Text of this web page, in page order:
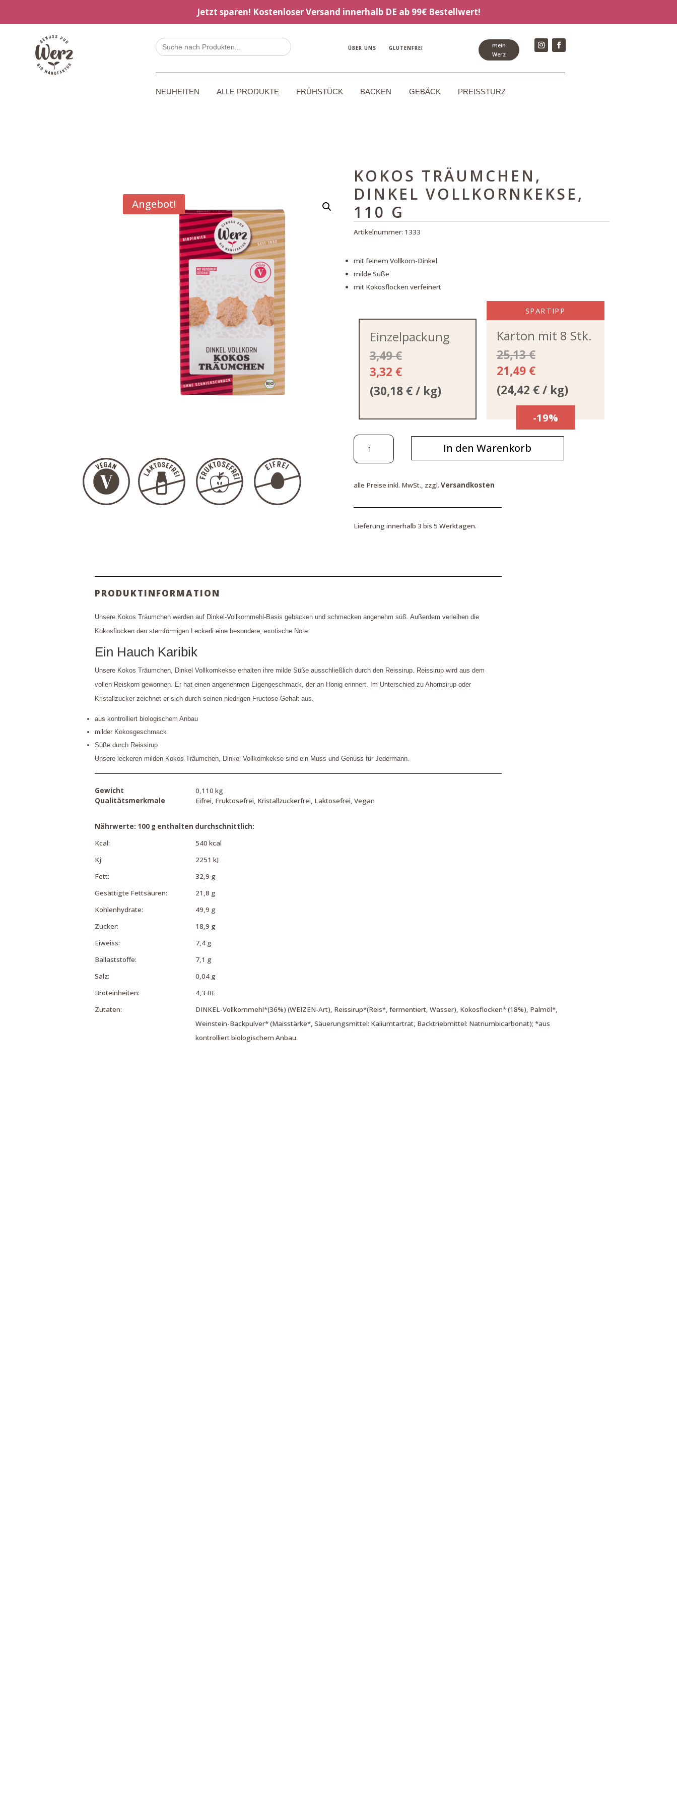
Jetzt sparen! Kostenloser Versand innerhalb DE ab 99€ Bestellwert!
Search
for: ÜBER UNS GLUTENFREI
mein
Werz
NEUHEITEN ALLE PRODUKTE FRÜHSTÜCK BACKEN GEBÄCK PREISSTURZ
Angebot!
KOKOS TRÄUMCHEN,
DINKEL VOLLKORNKEKSE,
110 G
Artikelnummer: 1333
mit feinem Vollkorn-Dinkel
milde Süße
mit Kokosflocken verfeinert
Einzelpackung
3,49€
3,32 €
(30,18 €/ kg)
SPARTIPP
Karton mit 8 Stk.
25,13€
21,49 €
(24,42 €/ kg)
-19%
Kokos
Träumchen,
Vollkornkekse,
g
Menge
In den Warenkorb
alle Preise inkl. MwSt., zzgl. Versandkosten
Lieferung innerhalb 3 bis 5 Werktagen.
PRODUKTINFORMATION
Unsere Kokos Träumchen werden auf Dinkel-Vollkornmehl-Basis gebacken und schmecken angenehm süß. Außerdem verleihen die
Kokosflocken den sternförmigen Leckerli eine besondere, exotische Note.
Ein Hauch Karibik
Unsere Kokos Träumchen, Dinkel Vollkornkekse erhalten ihre milde Süße ausschließlich durch den Reissirup. Reissirup wird aus dem
vollen Reiskorn gewonnen. Er hat einen angenehmen Eigengeschmack, der an Honig erinnert. Im Unterschied zu Ahornsirup oder
Kristallzucker zeichnet er sich durch seinen niedrigen Fructose-Gehalt aus.
aus kontrolliert biologischem Anbau
milder Kokosgeschmack
Süße durch Reissirup
Unsere leckeren milden Kokos Träumchen, Dinkel Vollkornkekse sind ein Muss und Genuss für Jedermann.
Gewicht
0,110 kg
Qualitätsmerkmale
Eifrei, Fruktosefrei, Kristallzuckerfrei, Laktosefrei, Vegan
Nährwerte: 100 g enthalten durchschnittlich:
Kcal:
540 kcal
Kj:
2251 kJ
Fett:
32,9 g
Gesättigte Fettsäuren:
21,8 g
Kohlenhydrate:
49,9 g
Zucker:
18,9 g
Eiweiss:
7,4 g
Ballaststoffe:
7,1 g
Salz:
0,04 g
Broteinheiten:
4,3 BE
Zutaten:
DINKEL-Vollkornmehl*(36%) (WEIZEN-Art), Reissirup*(Reis*, fermentiert, Wasser), Kokosflocken* (18%), Palmöl*,
Weinstein-Backpulver* (Maisstärke*, Säuerungsmittel: Kaliumtartrat, Backtriebmittel: Natriumbicarbonat); *aus
kontrolliert biologischem Anbau.